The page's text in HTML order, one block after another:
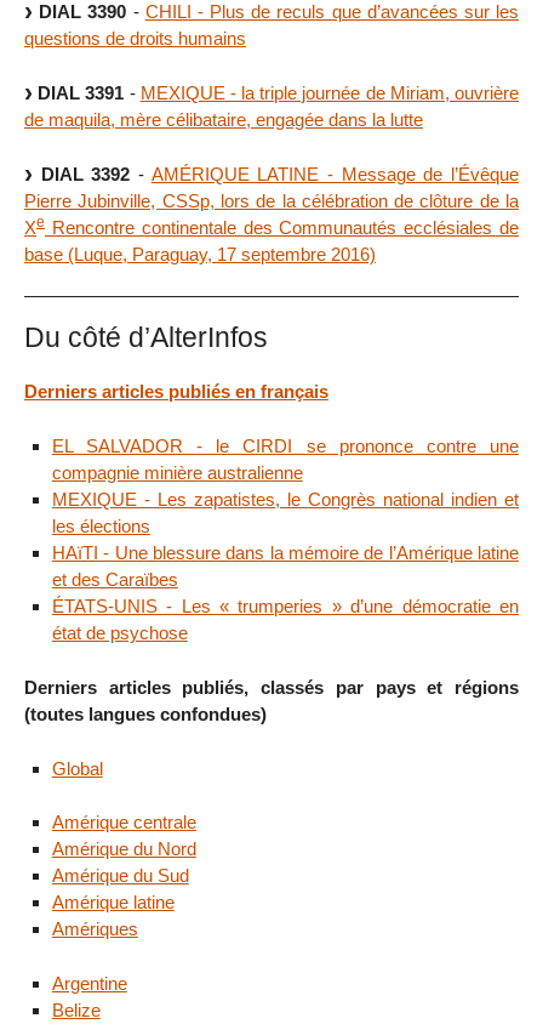
DIAL 3390 - CHILI - Plus de reculs que d’avancées sur les
questions de droits humains
DIAL 3391 - MEXIQUE - la triple journée de Miriam, ouvrière
de maquila, mère célibataire, engagée dans la lutte
DIAL 3392 - AMÉRIQUE LATINE - Message de l’Évêque
Pierre Jubinville, CSSp, lors de la célébration de clôture de la
Xe Rencontre continentale des Communautés ecclésiales de
base (Luque, Paraguay, 17 septembre 2016)
Du côté d’AlterInfos
Derniers articles publiés en français
EL SALVADOR - le CIRDI se prononce contre une
compagnie minière australienne
MEXIQUE - Les zapatistes, le Congrès national indien et
les élections
HAïTI - Une blessure dans la mémoire de l’Amérique latine
et des Caraïbes
ÉTATS-UNIS - Les « trumperies » d’une démocratie en
état de psychose
Derniers articles publiés, classés par pays et régions
(toutes langues confondues)
Global
Amérique centrale
Amérique du Nord
Amérique du Sud
Amérique latine
Amériques
Argentine
Belize